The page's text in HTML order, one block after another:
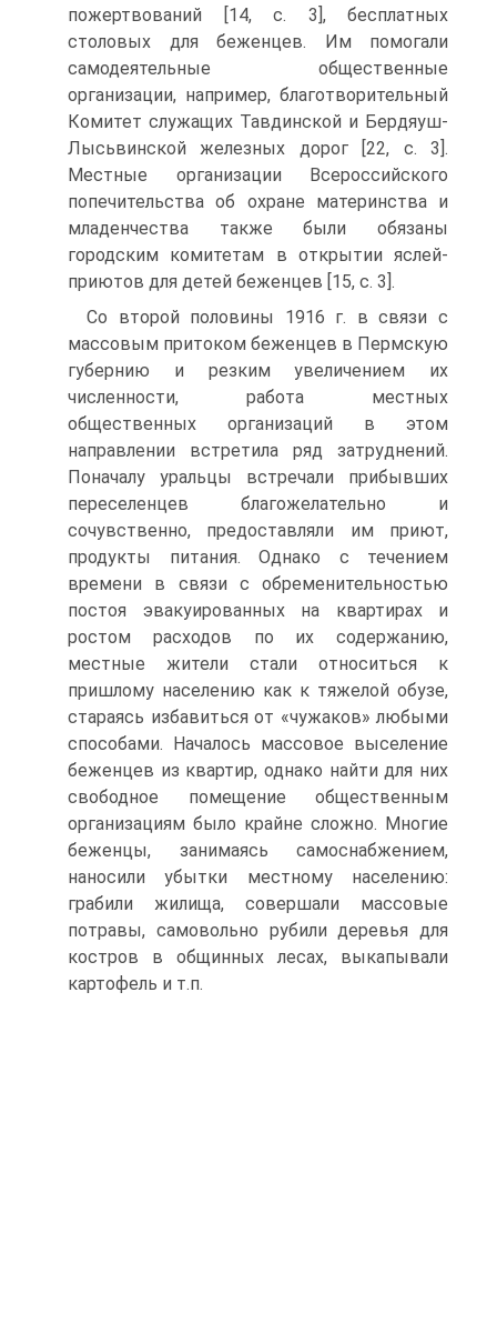
пожертвований [14, c. 3], бесплатных
столовых для беженцев. Им помогали
самодеятельные общественные
организации, например, благотворительный
Комитет служащих Тавдинской и Бердяуш-
Лысьвинской железных дорог [22, c. 3].
Местные организации Всероссийского
попечительства об охране материнства и
младенчества также были обязаны
городским комитетам в открытии яслей-
приютов для детей беженцев [15, c. 3].
Со второй половины 1916 г. в связи с
массовым притоком беженцев в Пермскую
губернию и резким увеличением их
численности, работа местных
общественных организаций в этом
направлении встретила ряд затруднений.
Поначалу уральцы встречали прибывших
переселенцев благожелательно и
сочувственно, предоставляли им приют,
продукты питания. Однако с течением
времени в связи с обременительностью
постоя эвакуированных на квартирах и
ростом расходов по их содержанию,
местные жители стали относиться к
пришлому населению как к тяжелой обузе,
стараясь избавиться от «чужаков» любыми
способами. Началось массовое выселение
беженцев из квартир, однако найти для них
свободное помещение общественным
организациям было крайне сложно. Многие
беженцы, занимаясь самоснабжением,
наносили убытки местному населению:
грабили жилища, совершали массовые
потравы, самовольно рубили деревья для
костров в общинных лесах, выкапывали
картофель и т.п.